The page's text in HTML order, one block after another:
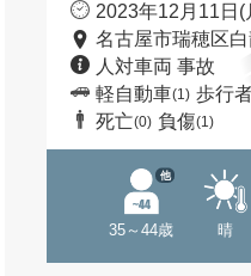
2023年12月11日(
名古屋市瑞穂区
人対車両 事故
軽自動車(1) 歩行者
死亡(0) 負傷(1)
35～44歳
他
晴